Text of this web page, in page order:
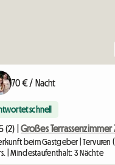
70 € / Nacht
schnell
(2) |
| Mindestaufenthalt: 3 Nächte